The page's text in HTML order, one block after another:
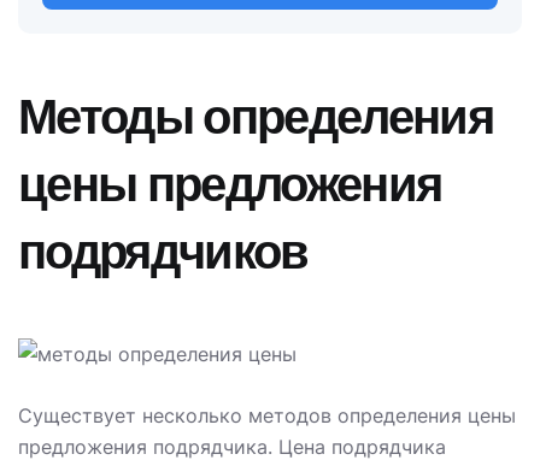
Методы определения
цены предложения
подрядчиков
Существует несколько методов определения цены
предложения подрядчика. Цена подрядчика